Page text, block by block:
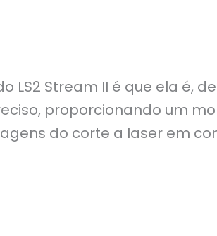
Stream II é que ela é,
proporcionando um
do corte a laser em